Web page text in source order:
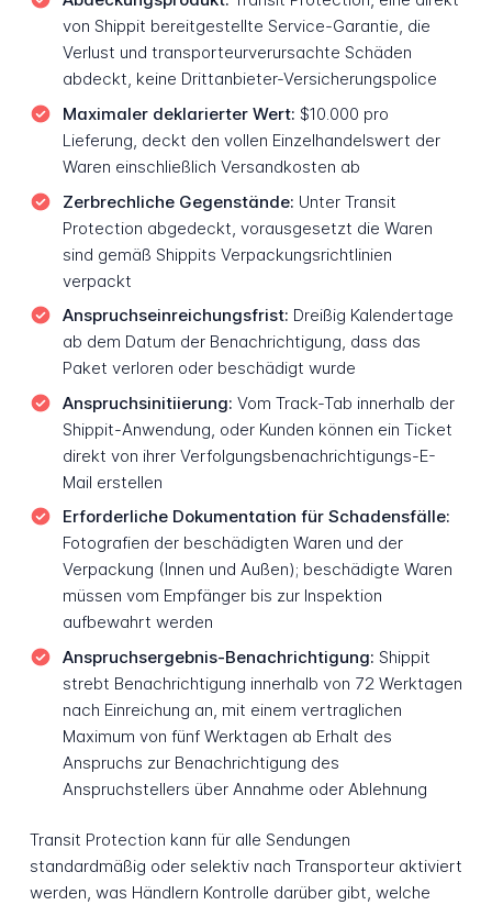
von Shippit bereitgestellte Service-Garantie, die
Verlust und transporteurverursachte Schäden
abdeckt, keine Drittanbieter-Versicherungspolice
Maximaler deklarierter Wert: $10.000 pro
Lieferung, deckt den vollen Einzelhandelswert der
Waren einschließlich Versandkosten ab
Zerbrechliche Gegenstände: Unter Transit
Protection abgedeckt, vorausgesetzt die Waren
sind gemäß Shippits Verpackungsrichtlinien
verpackt
Anspruchseinreichungsfrist: Dreißig Kalendertage
ab dem Datum der Benachrichtigung, dass das
Paket verloren oder beschädigt wurde
Anspruchsinitiierung: Vom Track-Tab innerhalb der
Shippit-Anwendung, oder Kunden können ein Ticket
direkt von ihrer Verfolgungsbenachrichtigungs-E-
Mail erstellen
Erforderliche Dokumentation für Schadensfälle:
Fotografien der beschädigten Waren und der
Verpackung (Innen und Außen); beschädigte Waren
müssen vom Empfänger bis zur Inspektion
aufbewahrt werden
Anspruchsergebnis-Benachrichtigung: Shippit
strebt Benachrichtigung innerhalb von 72 Werktagen
nach Einreichung an, mit einem vertraglichen
Maximum von fünf Werktagen ab Erhalt des
Anspruchs zur Benachrichtigung des
Anspruchstellers über Annahme oder Ablehnung
Transit Protection kann für alle Sendungen
standardmäßig oder selektiv nach Transporteur aktiviert
werden, was Händlern Kontrolle darüber gibt, welche